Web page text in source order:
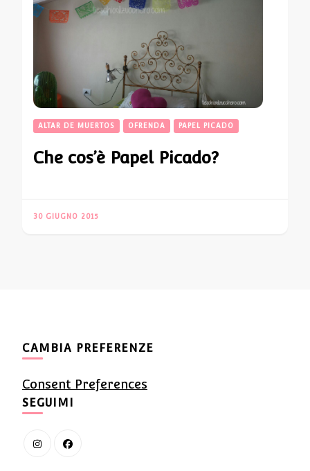
ALTAR DE MUERTOS OFRENDA PAPEL PICADO
Che cos’è Papel Picado?
30 GIUGNO 2015
CAMBIA PREFERENZE
Consent Preferences
SEGUIMI